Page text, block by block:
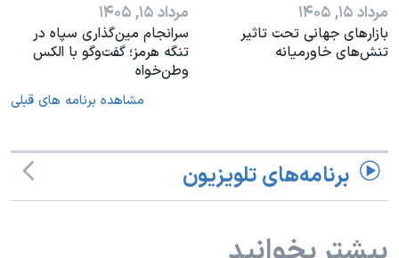
مرداد ۱۵, ۱۴۰۵
بازارهای جهانی تحت تاثیر
تنش‌های خاورمیانه
مرداد ۱۵, ۱۴۰۵
سرانجام مین‌گذاری‌ سپاه در
تنگه هرمز؛ گفت‌وگو با الکس
وطن‌خواه
مشاهده برنامه های قبلی
برنامه‌های تلویزیون